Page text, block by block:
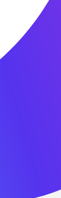
8 929 319-01-90
frp-
Хакасия |
что